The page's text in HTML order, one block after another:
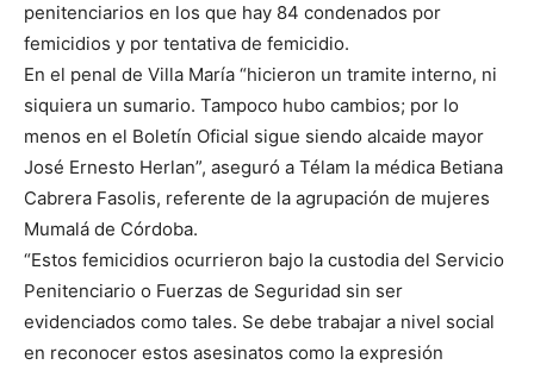
penitenciarios en los que hay 84 condenados por
femicidios y por tentativa de femicidio.
En el penal de Villa María “hicieron un tramite interno, ni
siquiera un sumario. Tampoco hubo cambios; por lo
menos en el Boletín Oficial sigue siendo alcaide mayor
José Ernesto Herlan”, aseguró a Télam la médica Betiana
Cabrera Fasolis, referente de la agrupación de mujeres
Mumalá de Córdoba.
“Estos femicidios ocurrieron bajo la custodia del Servicio
Penitenciario o Fuerzas de Seguridad sin ser
evidenciados como tales. Se debe trabajar a nivel social
en reconocer estos asesinatos como la expresión